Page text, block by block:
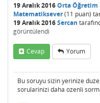
19 Aralık 2016Orta
Matematiksever(11 puan)
19 Aralık 2016Sercan
görüntülendi
Cevap Yorum
Bu soruyu sizin yerinize
sorularinizi daha ozenli